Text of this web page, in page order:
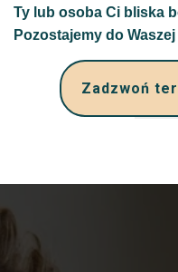
Ty lub osoba Ci bliska
Pozostajemy do
Zadzwoń